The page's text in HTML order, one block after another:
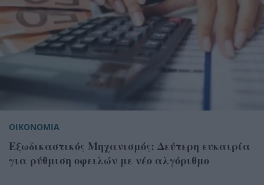
ΟΙΚΟΝΟΜΙΑ
Εξωδικαστικός Μηχανισμός: Δεύτερη ευκαιρία
για ρύθμιση οφειλών με νέο αλγόριθμο